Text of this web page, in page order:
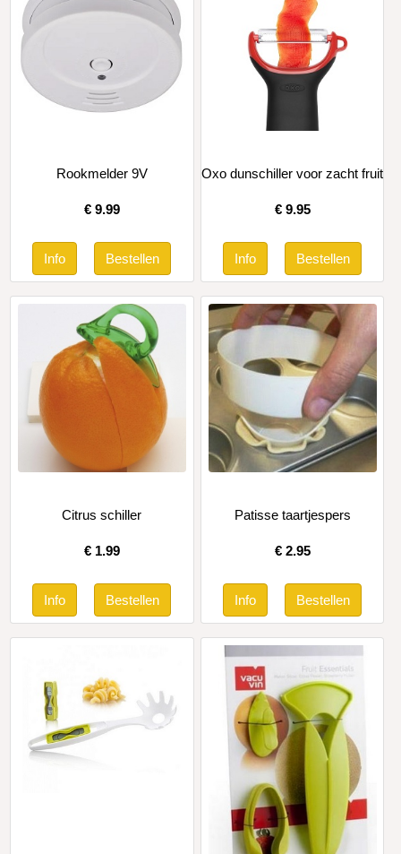
Rookmelder 9V
€ 9.99
Oxo dunschiller voor zacht fruit
€ 9.95
Citrus schiller
€ 1.99
Patisse taartjespers
€ 2.95